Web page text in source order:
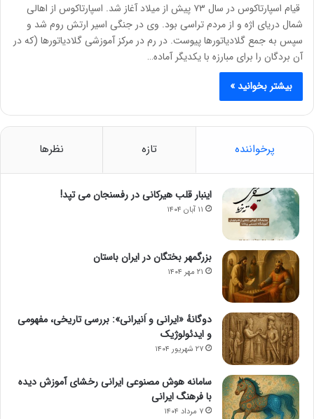
قیام اسپارتاکوس در سال ۷۳ پیش از میلاد آغاز شد. اسپارتاکوس از اهالی
شمال دریای اژه و از مردم تراسی بود. وی در جنگی اسیر ارتش روم شد و
سپس به جمع گلادیاتورها پیوست. در رم در مرکز آموزشی گلادیاتورها (که در
آن بردگان را برای مبارزه با یکدیگر آماده…
بیشتر بخوانید »
پرخواننده تازه نظرها
اینبار قلب هیرکانی در رفسنجان می تپد!
۱۱ آبان ۱۴۰۴
بزرگمهر بختگان در ایران باستان
۲۱ مهر ۱۴۰۴
دوگانهٔ «ایرانی و اَنیرانی»: بررسی تاریخی، مفهومی
و ایدئولوژیک
۲۷ شهریور ۱۴۰۴
سامانه هوش مصنوعی ایرانی رخشای آموزش دیده
با فرهنگ ایرانی
۷ مرداد ۱۴۰۴